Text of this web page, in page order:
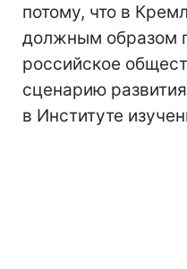
потому, что в
должным образом
российское
сценарию
в Институте